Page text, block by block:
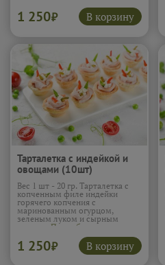
1 250₽ В корзину
Тарталетка с индейкой и
овощами (10шт)
Вес 1 шт - 20 гр. Тарталетка с
копченным филе индейки
горячего копчения с
маринованным огурцом,
зеленым луком и сырным
Подробнее...
1 250₽ В корзину